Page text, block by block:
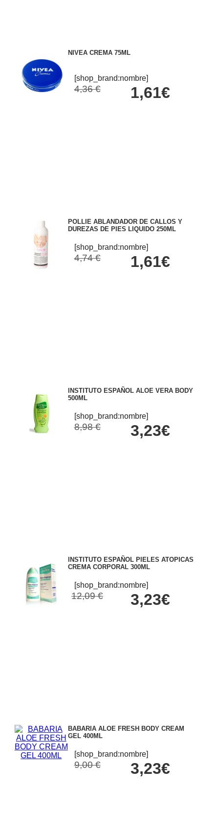
NIVEA CREMA 75ML
[shop_brand:nombre]
4,36 € 1,61€
POLLIE ABLANDADOR DE CALLOS Y
DUREZAS DE PIES LIQUIDO 250ML
[shop_brand:nombre]
4,74 € 1,61€
INSTITUTO ESPAÑOL ALOE VERA BODY
500ML
[shop_brand:nombre]
8,98 € 3,23€
INSTITUTO ESPAÑOL PIELES ATOPICAS
CREMA CORPORAL 300ML
[shop_brand:nombre]
12,09 € 3,23€
BABARIA ALOE FRESH BODY CREAM
GEL 400ML
[shop_brand:nombre]
9,00 € 3,23€